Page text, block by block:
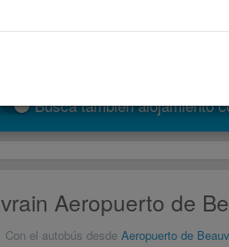
Busca también alojamiento
Aeropuerto de
Con el autobús desde Aeropuerto de